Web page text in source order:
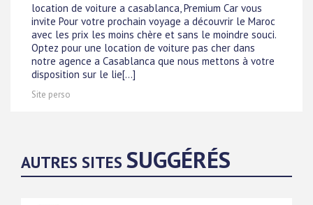
location de voiture a casablanca, Premium Car vous
invite Pour votre prochain voyage a découvrir le Maroc
avec les prix les moins chère et sans le moindre souci.
Optez pour une location de voiture pas cher dans
notre agence a Casablanca que nous mettons à votre
disposition sur le lie[...]
Site perso
AUTRES SITES SUGGÉRÉS